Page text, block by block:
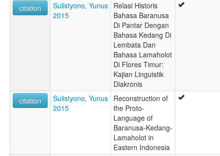
citation
Sulistyono, Yunus
2015
Relasi Historis
Bahasa Baranusa
Di Pantar Dengan
Bahasa Kedang Di
Lembata Dan
Bahasa Lamaholot
Di Flores Timur:
Kajian Linguistik
Diakronis
citation
Sulistyono, Yunus
2015
Reconstruction of
the Proto-
Language of
Baranusa-Kedang-
Lamaholot in
Eastern Indonesia